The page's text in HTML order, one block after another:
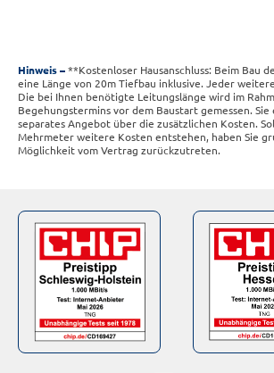
Hinweis
**Kostenloser Hausanschluss: Beim Bau
eine Länge von 20m Tiefbau inklusive. Jeder
Die bei Ihnen benötigte Leitungslänge wird im
Begehungstermins vor dem Baustart gemessen.
separates Angebot über die zusätzlichen Kosten.
Mehrmeter weitere Kosten entstehen, haben Sie
Möglichkeit vom Vertrag zurückzutreten.